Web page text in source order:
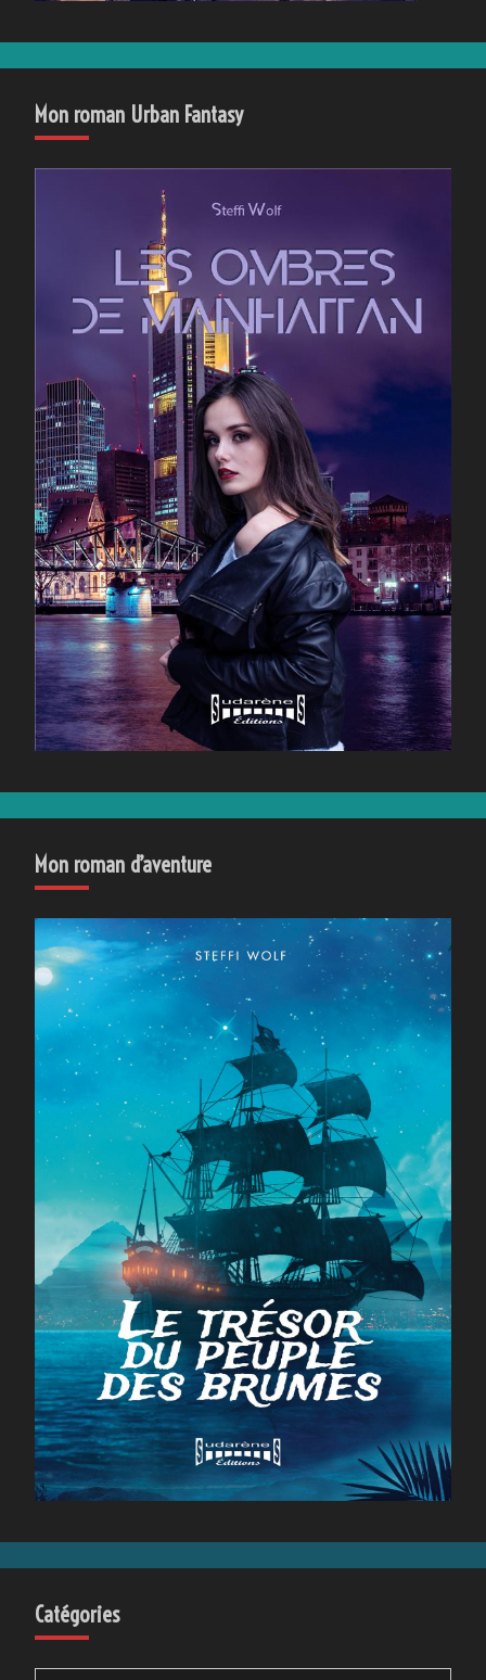
Mon roman Urban Fantasy
Mon roman d’aventure
Catégories